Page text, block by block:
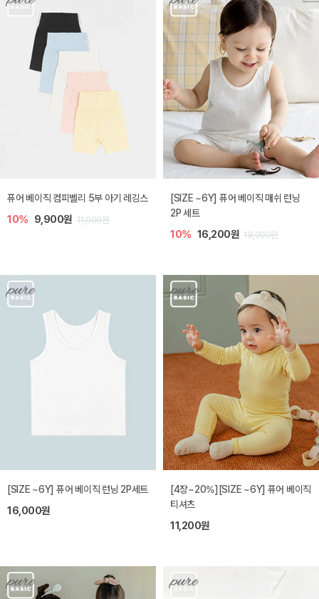
퓨어 베이직 컴피벨리 5부 아기 레깅스
10% 9,900원 11,000원
[SIZE ~6Y] 퓨어 베이직 매쉬 런닝
2P 세트
10% 16,200원 18,000원
[SIZE ~6Y] 퓨어 베이직 런닝 2P세트
16,000원
[4장~20%][SIZE ~6Y] 퓨어 베이직
티셔츠
11,200원